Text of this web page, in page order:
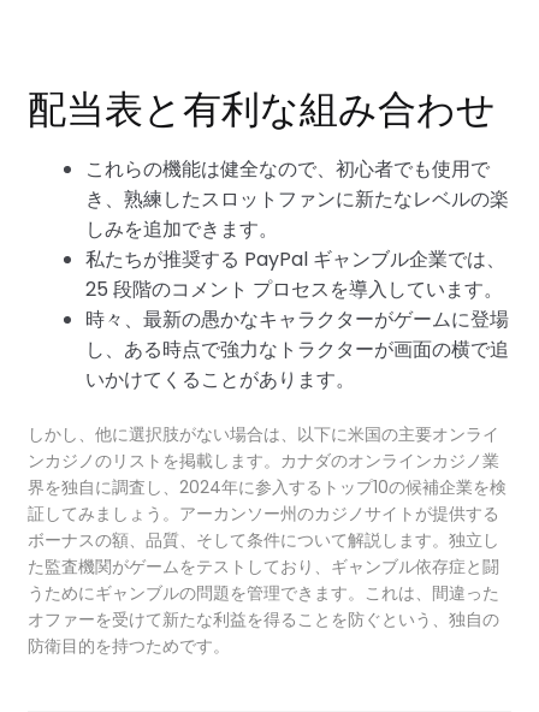
配当表と有利な組み合わせ
これらの機能は健全なので、初心者でも使用で
き、熟練したスロットファンに新たなレベルの楽
しみを追加できます。
私たちが推奨する PayPal ギャンブル企業では、
25 段階のコメント プロセスを導入しています。
時々、最新の愚かなキャラクターがゲームに登場
し、ある時点で強力なトラクターが画面の横で追
いかけてくることがあります。
しかし、他に選択肢がない場合は、以下に米国の主要オンライ
ンカジノのリストを掲載します。カナダのオンラインカジノ業
界を独自に調査し、2024年に参入するトップ10の候補企業を検
証してみましょう。アーカンソー州のカジノサイトが提供する
ボーナスの額、品質、そして条件について解説します。独立し
た監査機関がゲームをテストしており、ギャンブル依存症と闘
うためにギャンブルの問題を管理できます。これは、間違った
オファーを受けて新たな利益を得ることを防ぐという、独自の
防衛目的を持つためです。